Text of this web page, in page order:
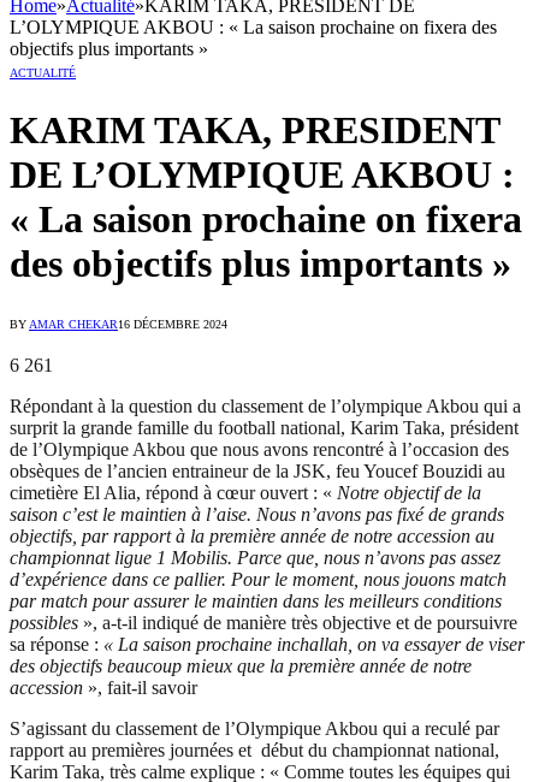
Home»Actualité»KARIM TAKA, PRESIDENT DE
L’OLYMPIQUE AKBOU : « La saison prochaine on fixera des
objectifs plus importants »
ACTUALITÉ
KARIM TAKA, PRESIDENT
DE L’OLYMPIQUE AKBOU :
« La saison prochaine on fixera
des objectifs plus importants »
BYAMAR CHEKAR16 DÉCEMBRE 2024
6 261
Répondant à la question du classement de l’olympique Akbou qui a
surprit la grande famille du football national, Karim Taka, président
de l’Olympique Akbou que nous avons rencontré à l’occasion des
obsèques de l’ancien entraineur de la JSK, feu Youcef Bouzidi au
cimetière El Alia, répond à cœur ouvert : « Notre objectif de la
saison c’est le maintien à l’aise. Nous n’avons pas fixé de grands
objectifs, par rapport à la première année de notre accession au
championnat ligue 1 Mobilis. Parce que, nous n’avons pas assez
d’expérience dans ce pallier. Pour le moment, nous jouons match
par match pour assurer le maintien dans les meilleurs conditions
possibles », a-t-il indiqué de manière très objective et de poursuivre
sa réponse : « La saison prochaine inchallah, on va essayer de viser
des objectifs beaucoup mieux que la première année de notre
accession », fait-il savoir
S’agissant du classement de l’Olympique Akbou qui a reculé par
rapport au premières journées et début du championnat national,
Karim Taka, très calme explique : « Comme toutes les équipes qui